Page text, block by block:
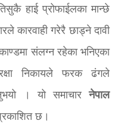
हाई प्रोफाईलका मान्छे
कारवाही गरेरै छाड्ने दावी
संलग्न रहेका भनिएका
निकायले फरक ढंगले
। यो समाचारनेपाल
छ।